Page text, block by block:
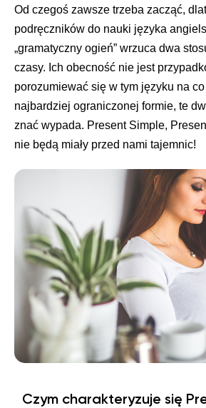
Jakie są główne cechy Present
sytuacjach go używać?
Jakie są różnice między Present
Continuous i jak wybrać odpowiedni
w danym kontekście?
Od czegoś zawsze trzeba zacząć,
podręczników do nauki języka
„gramatyczny ogień” wrzuca dwa
czasy. Ich obecność nie jest
porozumiewać się w tym języku na
najbardziej ograniczonej formie, te
znać wypada. Present Simple,
nie będą miały przed nami tajemnic!
Czym charakteryzuje się